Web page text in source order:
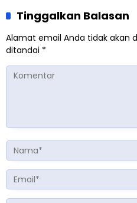
Tinggalkan Balasan
Alamat email Anda tidak akan
ditandai *